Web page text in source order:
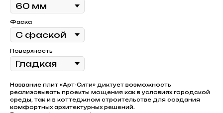
Фаска
Поверхность
Название плит «Арт-Сити» диктует возможность
реализовывать проекты мощения как в условиях городской
среды, так и в коттеджном строительстве для создания
комфортных архитектурных решений.